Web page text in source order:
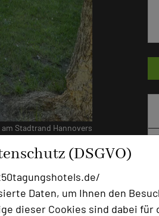
(DSGVO)
Daten, um Ihnen den
dieser Cookies sind dabei für
Stadtrand Hannovers
im Eventbereich.
die
neu zu
zu sehr